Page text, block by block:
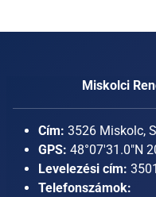
Miskolci
Cím: 3526 Miskolc,
GPS: 48°07'31.0"N
Levelezési cím:
Telefonszámok: